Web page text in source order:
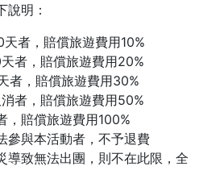
說明：
者，賠償旅遊費用10%
者，賠償旅遊費用20%
者，賠償旅遊費用30%
者，賠償旅遊費用50%
，賠償旅遊費用100%
參與本活動者，不予退費
導致無法出團，則不在此限，全